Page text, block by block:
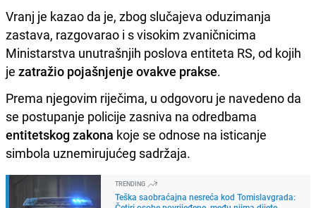
Vranj je kazao da je, zbog slučajeva oduzimanja
zastava, razgovarao i s visokim zvaničnicima
Ministarstva unutrašnjih poslova entiteta RS, od kojih
je zatražio pojašnjenje ovakve prakse.
Prema njegovim riječima, u odgovoru je navedeno da
se postupanje policije zasniva na odredbama
entitetskog zakona koje se odnose na isticanje
simbola uznemirujućeg sadržaja.
TRENDING
Teška saobraćajna nesreća kod Tomislavgrada: